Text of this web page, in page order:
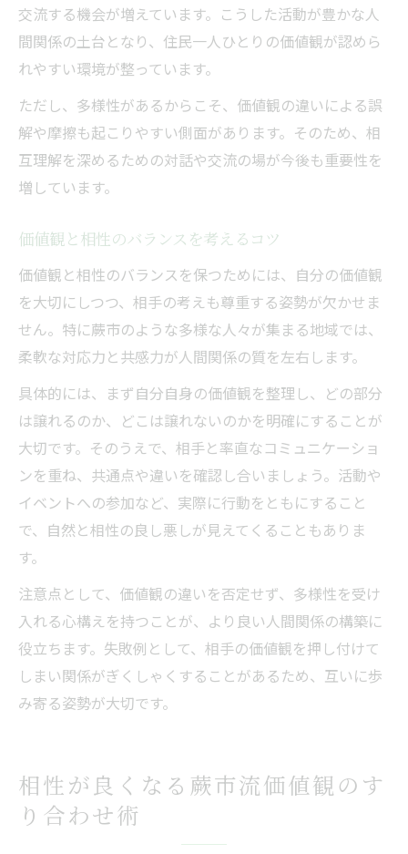
交流する機会が増えています。こうした活動が豊かな人
間関係の土台となり、住民一人ひとりの価値観が認めら
れやすい環境が整っています。
ただし、多様性があるからこそ、価値観の違いによる誤
解や摩擦も起こりやすい側面があります。そのため、相
互理解を深めるための対話や交流の場が今後も重要性を
増しています。
価値観と相性のバランスを考えるコツ
価値観と相性のバランスを保つためには、自分の価値観
を大切にしつつ、相手の考えも尊重する姿勢が欠かせま
せん。特に蕨市のような多様な人々が集まる地域では、
柔軟な対応力と共感力が人間関係の質を左右します。
具体的には、まず自分自身の価値観を整理し、どの部分
は譲れるのか、どこは譲れないのかを明確にすることが
大切です。そのうえで、相手と率直なコミュニケーショ
ンを重ね、共通点や違いを確認し合いましょう。活動や
イベントへの参加など、実際に行動をともにすること
で、自然と相性の良し悪しが見えてくることもありま
す。
注意点として、価値観の違いを否定せず、多様性を受け
入れる心構えを持つことが、より良い人間関係の構築に
役立ちます。失敗例として、相手の価値観を押し付けて
しまい関係がぎくしゃくすることがあるため、互いに歩
み寄る姿勢が大切です。
相性が良くなる蕨市流価値観のす
り合わせ術